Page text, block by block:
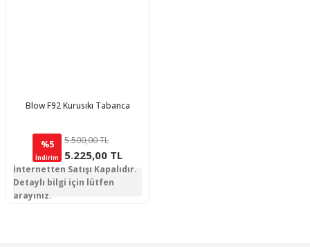
Blow F92 Kurusıkı Tabanca
%5
İndirim
5.500,00 TL
5.225,00 TL
İnternetten Satışı Kapalıdır.
Detaylı bilgi için lütfen
arayınız.